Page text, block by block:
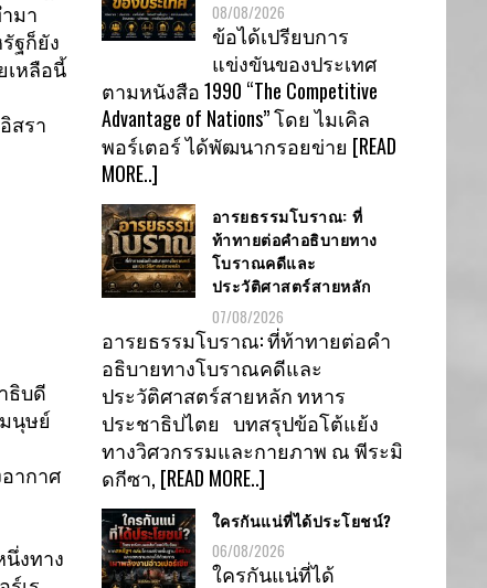
มา
ฐก็ยัง
เหลือนี้
สรา
ธิบดี
นุษย์
ากาศ
นึ่งทาง
08/08/2026
ข้อได้เปรียบการ
แข่งขันของประเทศ
ตามหนังสือ 1990 “The Competitive
Advantage of Nations” โดย ไมเคิล
พอร์เตอร์ ได้พัฒนากรอยข่าย [READ
MORE..]
อารยธรรมโบราณ: ที่
ท้าทายต่อคำอธิบายทาง
โบราณคดีและ
ประวัติศาสตร์สายหลัก
07/08/2026
อารยธรรมโบราณ: ที่ท้าทายต่อคำ
อธิบายทางโบราณคดีและ
ประวัติศาสตร์สายหลัก ทหาร
ประชาธิปไตย บทสรุปข้อโต้แย้ง
ทางวิศวกรรมและกายภาพ ณ พีระมิ
ดกีซา, [READ MORE..]
ใครกันแน่ที่ได้ประโยชน์?
06/08/2026
ใครกันแน่ที่ได้